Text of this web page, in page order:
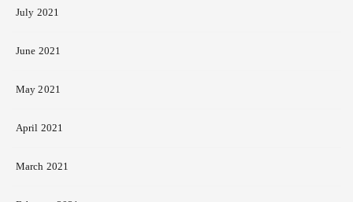
July 2021
June 2021
May 2021
April 2021
March 2021